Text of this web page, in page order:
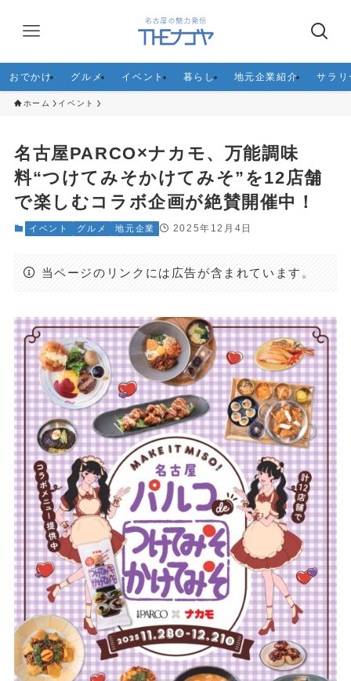
おでかけ グルメ イベント 暮らし 地元企業紹介 サラリ
ホーム イベント
名古屋PARCO×ナカモ、万能調味
料“つけてみそかけてみそ”を12店舗
で楽しむコラボ企画が絶賛開催中！
イベント グルメ 地元企業 2025年12月4日
当ページのリンクには広告が含まれています。